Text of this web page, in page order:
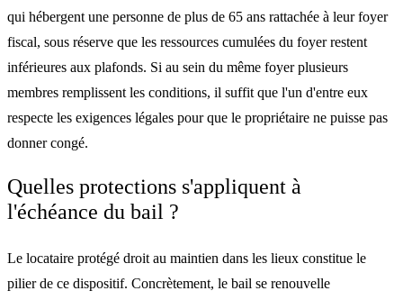
qui hébergent une personne de plus de 65 ans rattachée à leur foyer
fiscal, sous réserve que les ressources cumulées du foyer restent
inférieures aux plafonds. Si au sein du même foyer plusieurs
membres remplissent les conditions, il suffit que l'un d'entre eux
respecte les exigences légales pour que le propriétaire ne puisse pas
donner congé.
Quelles protections s'appliquent à
l'échéance du bail ?
Le locataire protégé droit au maintien dans les lieux constitue le
pilier de ce dispositif. Concrètement, le bail se renouvelle